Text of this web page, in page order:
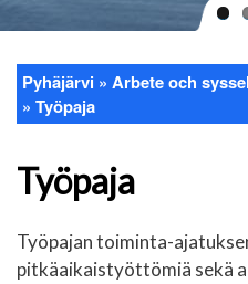
Länkstig
Pyhäjärvi Arbete och
Työpaja
Työpaja
Työpajan toiminta-
pitkäaikaistyöttömiä sekä